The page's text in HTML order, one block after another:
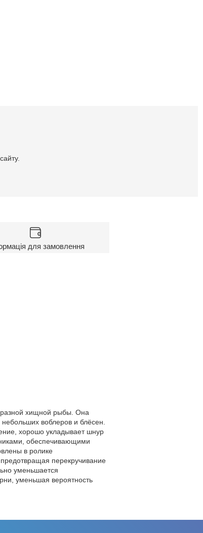
для замовлення
хищной рыбы. Она
воблеров и блёсен.
хорошо укладывает шнур
обеспечивающими
в ролике
перекручивание
уменьшается
уменьшая вероятность